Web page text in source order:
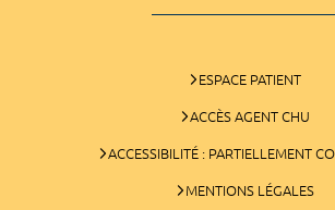
ESPACE PATIENT
ACCÈS AGENT CHU
ACCESSIBILITÉ : PARTIELLEMENT
MENTIONS LÉGALES